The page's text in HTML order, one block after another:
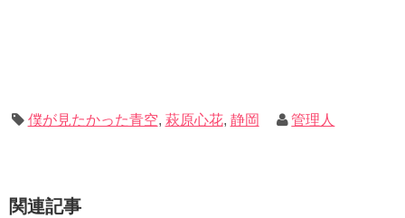
僕が見たかった青空, 萩原心花, 静岡 管理人
関連記事